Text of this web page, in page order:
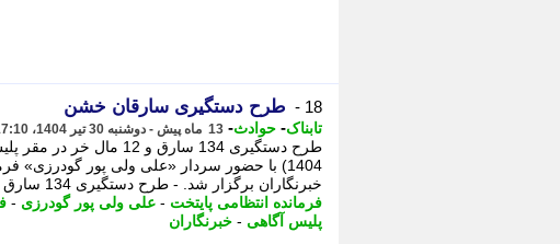
18 - طرح دستگیری سارقان خشن
تابناک- حوادث- 13 ماه پیش - دوشنبه 30 تیر 1404، 17:10
1404) با حضور سردار «علی ولی پور گودرزی»
خبرنگاران برگزار شد. - طرح دستگیری 134 سارق ...
فرمانده انتظامی پایتخت - علی ولی پور گودرزی -
پلیس آگاهی - خبرنگاران